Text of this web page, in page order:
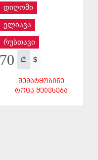
დიღომი
ელიავა
რუსთავი
70 $
ᲨᲔᲛᲐᲢᲧᲝᲑᲘᲜᲔ
ᲠᲝᲪᲐ ᲨᲔᲘᲕᲡᲔᲑᲐ